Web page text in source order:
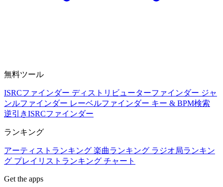
無料ツール
ISRCファインダー ディストリビューターファインダー ジャ
ンルファインダー レーベルファインダー キー & BPM検索
逆引きISRCファインダー
ランキング
アーティストランキング 楽曲ランキング ラジオ局ランキン
グ プレイリストランキング チャート
Get the apps